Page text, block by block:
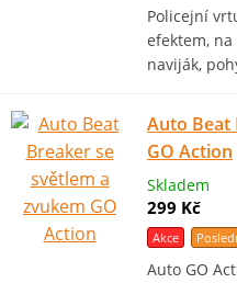
Policejní
efektem,
naviják,
Auto Beat
GO Action
Skladem
299 Kč
Akce
Auto GO